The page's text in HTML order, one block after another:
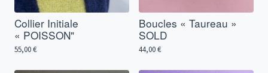
Collier Initiale
« POISSON"
55,00€
Boucles « Taureau »
SOLD
44,00€